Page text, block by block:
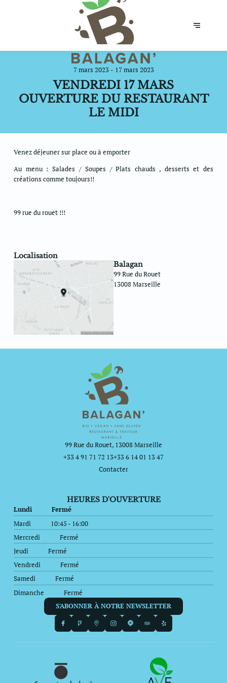
7 mars 2023 - 17 mars 2023
VENDREDI 17 MARS
OUVERTURE DU RESTAURANT
LE MIDI
Venez déjeuner sur place ou à emporter
Au menu : Salades / Soupes / Plats chauds , desserts et des
créations comme toujours!!
99 rue du rouet !!!
Localisation
Balagan
99 Rue du Rouet
13008 Marseille
99 Rue du Rouet, 13008 Marseille
+33 4 91 71 72 13+33 6 14 01 13 47
Contacter
HEURES D'OUVERTURE
Lundi
Fermé
Mardi
10:45 - 16:00
Mercredi
Fermé
Jeudi
Fermé
Vendredi
Fermé
Samedi
Fermé
Dimanche
Fermé
S'ABONNER À NOTRE NEWSLETTER